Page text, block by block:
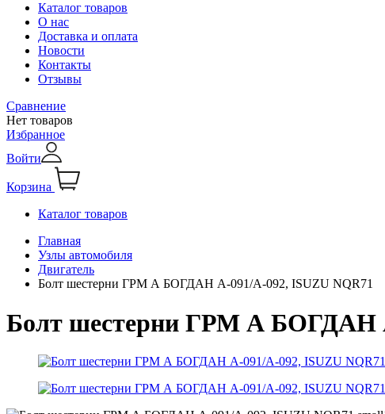
Каталог товаров
О нас
Доставка и оплата
Новости
Контакты
Отзывы
Сравнение
Нет товаров
Избранное
Войти
Корзина
Каталог товаров
Главная
Узлы автомобиля
Двигатель
Болт шестерни ГРМ А БОГДАН А-091/А-092, ISUZU NQR71
Болт шестерни ГРМ А БОГДАН